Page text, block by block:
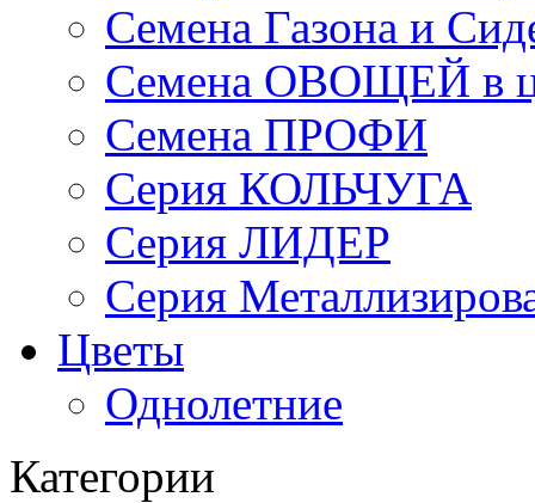
Семена Газона и
Семена ОВОЩЕЙ в
Семена ПРОФИ
Серия КОЛЬЧУГА
Серия ЛИДЕР
Серия
Цветы
Однолетние
Категории